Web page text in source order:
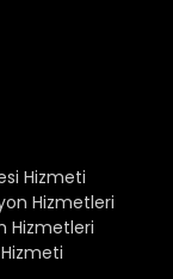
Hizmeti
Hizmetleri
Hizmetleri